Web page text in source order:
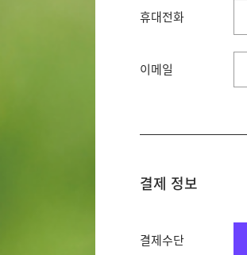
휴대전화
이메일
결제 정보
결제수단